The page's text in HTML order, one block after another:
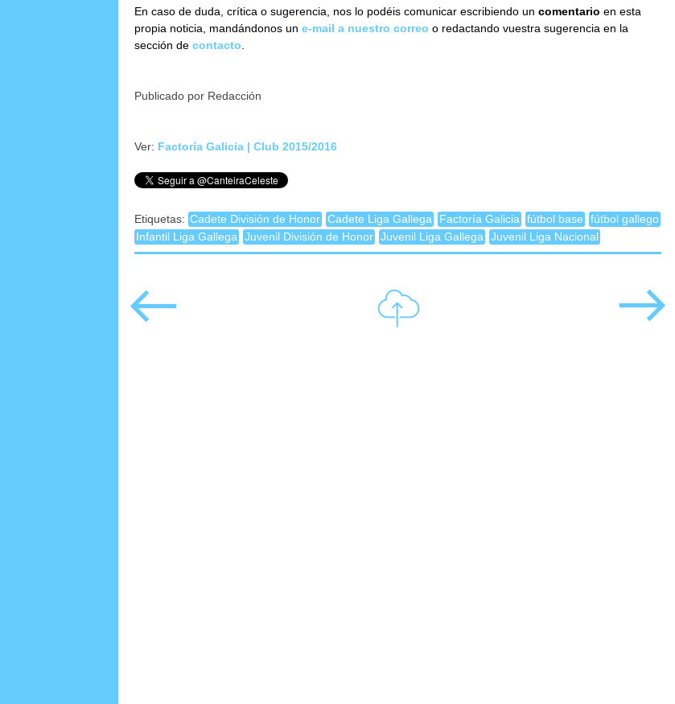
En caso de duda, crítica o sugerencia, nos lo podéis comunicar escribiendo un comentario en esta
propia noticia, mandándonos un e-mail a nuestro correo o redactando vuestra sugerencia en la
sección de contacto
Publicado por Redacción
Ver: Factoría Galicia | Club 2015/2016
Etiquetas: Cadete División de Honor Cadete Liga Gallega Factoría Galicia fútbol base
fútbol gallego
Infantil Liga Gallega
Juvenil División de Honor Juvenil Liga Gallega Juvenil Liga Nacional